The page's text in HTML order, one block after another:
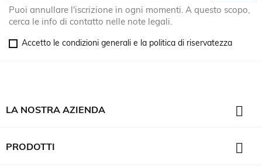
Puoi annullare l'iscrizione in ogni momenti. A questo scopo,
cerca le info di contatto nelle note legali.
Accetto le condizioni generali e la politica di riservatezza
LA NOSTRA AZIENDA 
PRODOTTI 